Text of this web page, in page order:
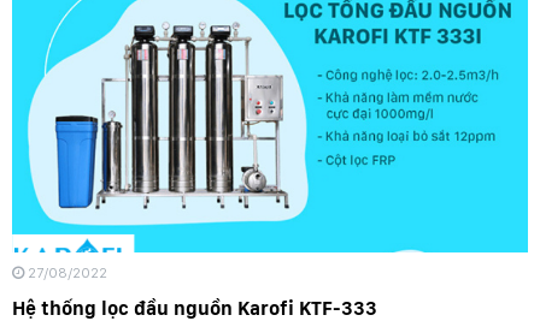
27/08/2022
Hệ thống lọc đầu nguồn Karofi KTF-333